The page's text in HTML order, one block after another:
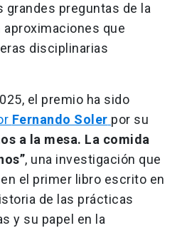
grandes preguntas de la
aproximaciones que
disciplinarias
el premio ha sido
Fernando Soler por su
a la mesa. La comida
, una investigación que
el primer libro escrito en
de las prácticas
y su papel en la